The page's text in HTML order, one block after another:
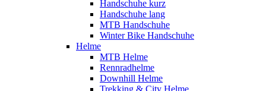
Handschuhe kurz
Handschuhe lang
MTB Handschuhe
Winter Bike Handschuhe
Helme
MTB Helme
Rennradhelme
Downhill Helme
Trekking & City Helme